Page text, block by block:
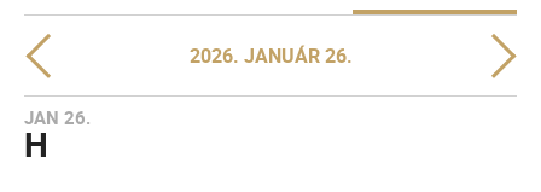
2026. JANUÁR 26.
JAN 26.
H